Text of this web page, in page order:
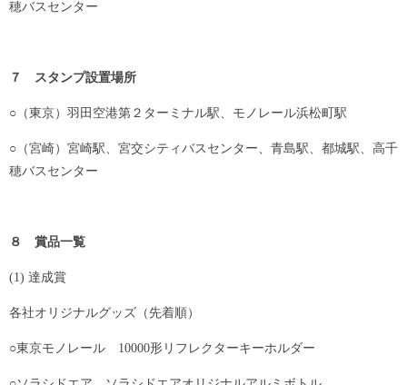
穂バスセンター
７ スタンプ設置場所
○（東京）羽田空港第２ターミナル駅、モノレール浜松町駅
○（宮崎）宮崎駅、宮交シティバスセンター、青島駅、都城駅、高千
穂バスセンター
８ 賞品一覧
(1) 達成賞
各社オリジナルグッズ（先着順）
○東京モノレール 10000形リフレクターキーホルダー